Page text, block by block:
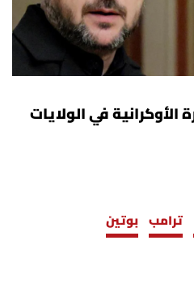
في الولايات
ترامب بوتين